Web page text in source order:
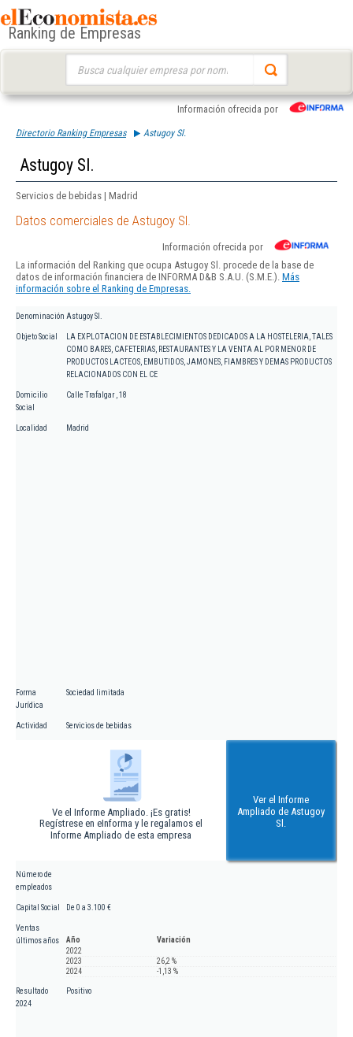
Ranking de Empresas
Información ofrecida por
Directorio Ranking Empresas Astugoy Sl.
Astugoy Sl.
Servicios de bebidas | Madrid
Datos comerciales de Astugoy Sl.
Información ofrecida por
La información del Ranking que ocupa Astugoy Sl. procede de la base de
datos de información financiera de INFORMA D&B S.A.U. (S.M.E.). Más
información sobre el Ranking de Empresas.
Denominación Astugoy Sl.
Objeto Social
LA EXPLOTACION DE ESTABLECIMIENTOS DEDICADOS A LA HOSTELERIA, TALES
COMO BARES, CAFETERIAS, RESTAURANTES Y LA VENTA AL POR MENOR DE
PRODUCTOS LACTEOS, EMBUTIDOS, JAMONES, FIAMBRES Y DEMAS PRODUCTOS
RELACIONADOS CON EL CE
Domicilio
Social
Calle Trafalgar , 18
Localidad Madrid
Forma
Jurídica
Sociedad limitada
Actividad Servicios de bebidas
Ve el Informe Ampliado. ¡Es gratis!
Regístrese en eInforma y le regalamos el
Informe Ampliado de esta empresa
Ver el Informe
Ampliado de Astugoy
Sl.
Número de
empleados
Capital Social De 0 a 3.100 €
Ventas
últimos años
Año
Variación
2022
2023
26,2 %
2024
-1,13 %
Resultado
2024
Positivo